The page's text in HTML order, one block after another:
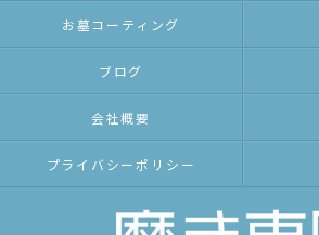
お墓コーティング
ブログ
会社概要
プライバシーポリシー